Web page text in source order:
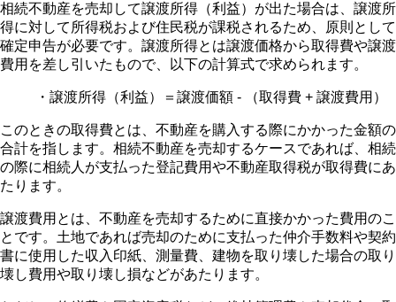
相続不動産を売却して譲渡所得（利益）が出た場合は、譲渡所
得に対して所得税および住民税が課税されるため、原則として
確定申告が必要です。譲渡所得とは譲渡価格から取得費や譲渡
費用を差し引いたもので、以下の計算式で求められます。
・譲渡所得（利益）＝譲渡価額 - （取得費 + 譲渡費用）
このときの取得費とは、不動産を購入する際にかかった金額の
合計を指します。相続不動産を売却するケースであれば、相続
の際に相続人が支払った登記費用や不動産取得税が取得費にあ
たります。
譲渡費用とは、不動産を売却するために直接かかった費用のこ
とです。土地であれば売却のために支払った仲介手数料や契約
書に使用した収入印紙、測量費、建物を取り壊した場合の取り
壊し費用や取り壊し損などがあたります。